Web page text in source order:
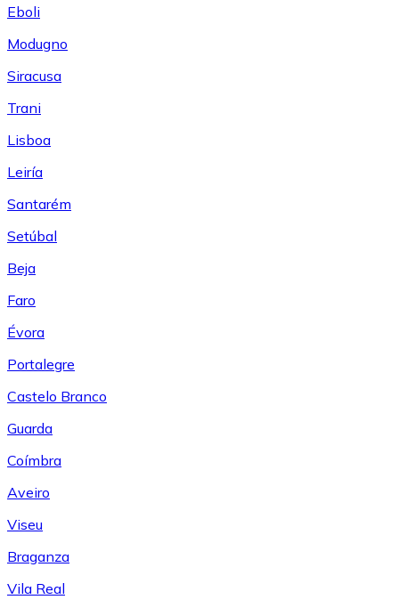
Eboli
Modugno
Siracusa
Trani
Lisboa
Leiría
Santarém
Setúbal
Beja
Faro
Évora
Portalegre
Castelo Branco
Guarda
Coímbra
Aveiro
Viseu
Braganza
Vila Real